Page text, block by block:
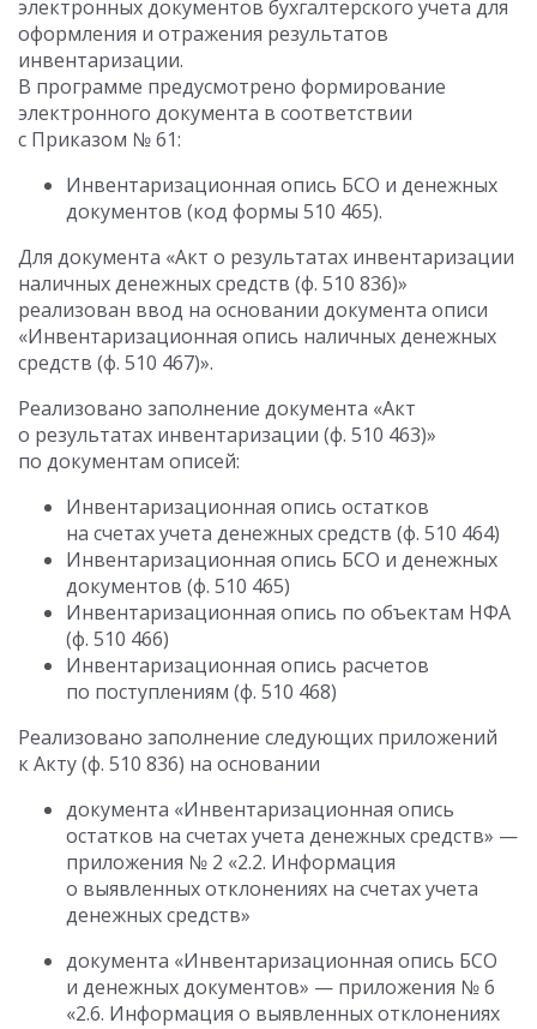
электронных документов бухгалтерского учета для
оформления и отражения результатов
инвентаризации.
В программе предусмотрено формирование
электронного документа в соответствии
с Приказом № 61:
Инвентаризационная опись БСО и денежных
документов (код формы 510 465).
Для документа «Акт о результатах инвентаризации
наличных денежных средств (ф. 510 836)»
реализован ввод на основании документа описи
«Инвентаризационная опись наличных денежных
средств (ф. 510 467)».
Реализовано заполнение документа «Акт
о результатах инвентаризации (ф. 510 463)»
по документам описей:
Инвентаризационная опись остатков
на счетах учета денежных средств (ф. 510 464)
Инвентаризационная опись БСО и денежных
документов (ф. 510 465)
Инвентаризационная опись по объектам НФА
(ф. 510 466)
Инвентаризационная опись расчетов
по поступлениям (ф. 510 468)
Реализовано заполнение следующих приложений
к Акту (ф. 510 836) на основании
документа «Инвентаризационная опись
остатков на счетах учета денежных средств» —
приложения № 2 «2.2. Информация
о выявленных отклонениях на счетах учета
денежных средств»
документа «Инвентаризационная опись БСО
и денежных документов» — приложения № 6
«2.6. Информация о выявленных отклонениях